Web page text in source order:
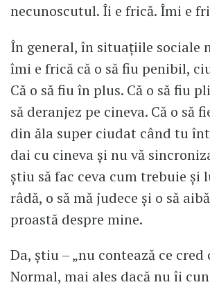
necunoscutul. Îi e frică. Îmi e
În general, în situațiile sociale
îmi e frică că o să fiu penibil,
Că o să fiu în plus. Că o să fiu
să deranjez pe cineva. Că o să
din ăla super ciudat când tu
dai cu cineva și nu vă
știu să fac ceva cum trebuie și
râdă, o să mă judece și o să
proastă despre mine.
Da, știu – „nu contează ce cred
Normal, mai ales dacă nu îi